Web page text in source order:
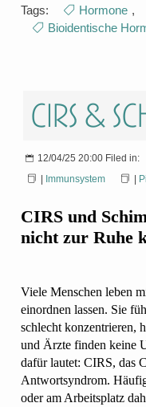
Tags: Hormone ,
Bioidentische
CIRS &
12/04/25 20:00 Filed in:
| Immunsystem |
CIRS und
nicht zur Ruhe
Viele Menschen leben
einordnen lassen. Sie
schlecht konzentrieren,
und Ärzte finden keine
dafür lautet: CIRS, das
Antwortsyndrom.
oder am Arbeitsplatz